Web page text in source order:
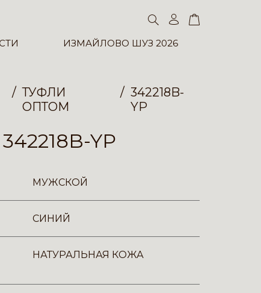
ИЗМАЙЛОВО ШУЗ 2026
ТУФЛИ
ОПТОМ
342218B-
YP
YP
МУЖСКОЙ
СИНИЙ
НАТУРАЛЬНАЯ КОЖА